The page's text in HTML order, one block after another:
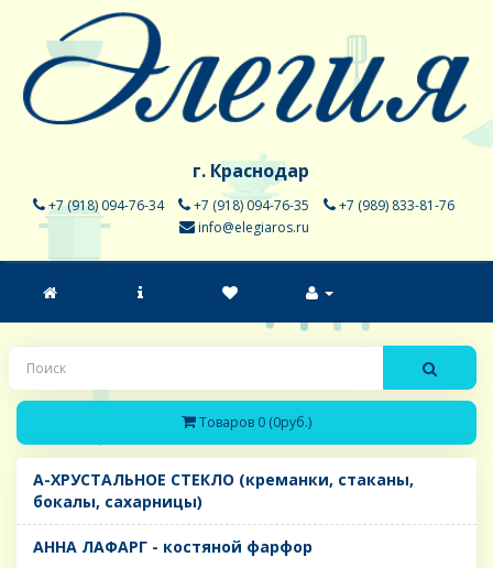
г. Краснодар
+7 (918) 094-76-34 +7 (918) 094-76-35
+7 (989) 833-81-76
info@elegiaros.ru
Товаров 0 (0руб.)
A-ХРУСТАЛЬНОЕ СТЕКЛО (креманки, стаканы,
бокалы, сахарницы)
AHHA ЛАФАРГ - костяной фарфор